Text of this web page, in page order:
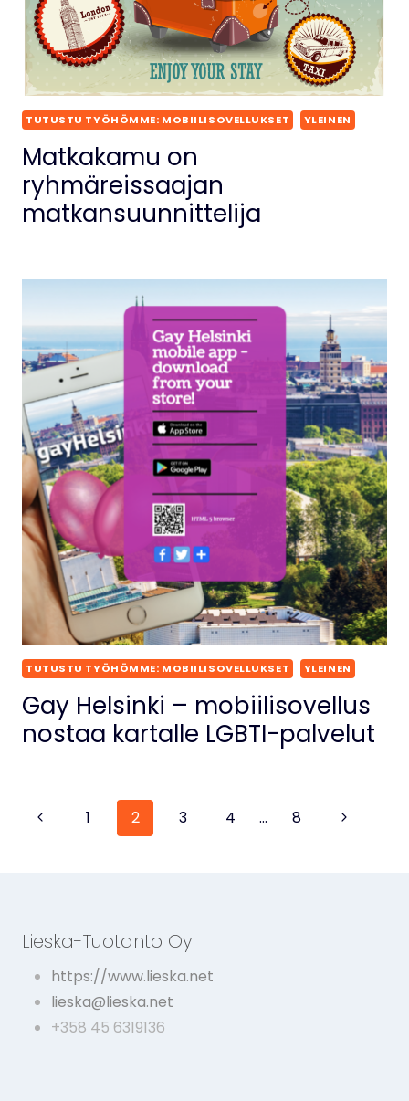
TUTUSTU TYÖHÖMME: MOBIILISOVELLUKSET YLEINEN
Matkakamu on
ryhmäreissaajan
matkansuunnittelija
TUTUSTU TYÖHÖMME: MOBIILISOVELLUKSET YLEINEN
Gay Helsinki – mobiilisovellus
nostaa kartalle LGBTI-palvelut
Sivunavigointi
Edellinen1 2 3 4 … 8
Seuraava
Lieska-Tuotanto Oy
https://www.lieska.net
lieska@lieska.net
+358 45 6319136